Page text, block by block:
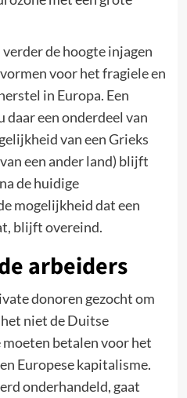
de hoogte injagen
voor het fragiele en
in Europa. Een
daar een onderdeel van
van een Grieks
een ander land) blijft
de huidige
mogelijkheid dat een
blijft overeind.
arbeiders
donoren gezocht om
niet de Duitse
betalen voor het
Europese kapitalisme.
onderhandeld, gaat